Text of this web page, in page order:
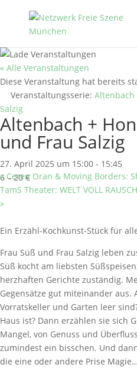
« Alle Veranstaltungen
Diese Veranstaltung hat bereits
Veranstaltungsserie: Altenbach
Salzig
Altenbach +
und Frau Salzig
27. April 2025 um 15:00 - 15:45
6 – 20 €
«Ceren Oran & Moving Borders:
TamS Theater: WELT VOLL
»
Ein Erzähl-Kochkunst-Stück für
Frau Süß und Frau Salzig leben
Süß kocht am liebsten
herzhaften Gerichte zuständig.
Gegensätze gut miteinander aus.
Vorratskeller und Garten leer
Haus ist? Dann erzählen sie sich
Mangel, von Genuss und
zumindest ein bisschen. Und
die eine oder andere Prise Magie…